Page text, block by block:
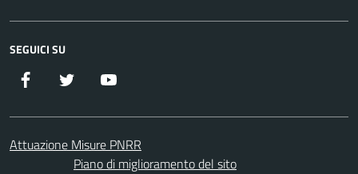
SEGUICI SU
Facebook Twitter
Attuazione Misure PNRR
Piano di miglioramento del sito